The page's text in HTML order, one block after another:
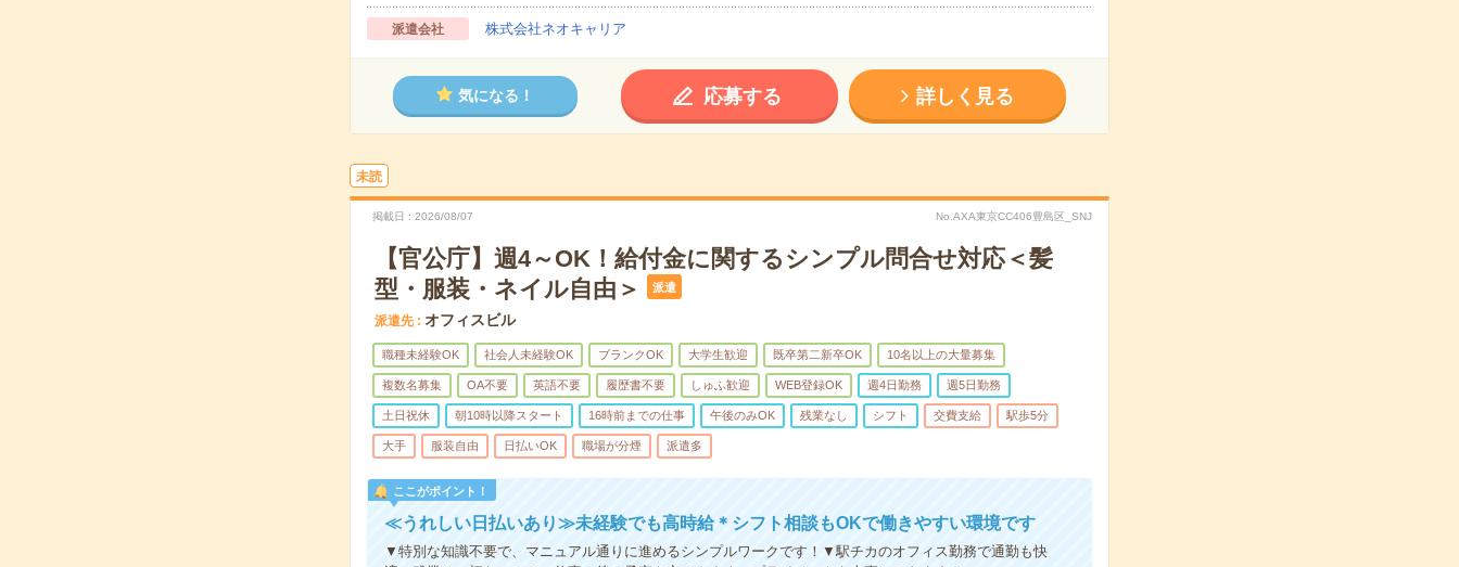
派遣会社 株式会社ネオキャリア
気になる！ 応募する 詳しく見る
未読
掲載日 2026/08/07 No.AXA東京CC406豊島区_SNJ
【官公庁】週4～OK！給付金に関するシンプル問合せ対応＜髪
型・服装・ネイル自由＞
派遣
派遣先 オフィスビル
職種未経験OK 社会人未経験OK ブランクOK 大学生歓迎 既卒第二新卒OK 10名以上の大量募集
複数名募集 OA不要 英語不要 履歴書不要 しゅふ歓迎 WEB登録OK 週4日勤務 週5日勤務
土日祝休 朝10時以降スタート 16時前までの仕事 午後のみOK 残業なし シフト 交費支給 駅歩5分
大手 服装自由 日払いOK 職場が分煙 派遣多
ここがポイント！
≪うれしい日払いあり≫未経験でも高時給＊シフト相談もOKで働きやすい環境です
▼特別な知識不要で、マニュアル通りに進めるシンプルワークです！▼駅チカのオフィス勤務で通勤も快